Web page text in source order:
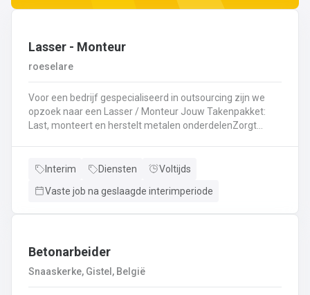
Lasser - Monteur
roeselare
Voor een bedrijf gespecialiseerd in outsourcing zijn we
opzoek naar een Lasser / Monteur Jouw Takenpakket:
Last, monteert en herstelt metalen onderdelenZorgt
gemakBepaalt en past de juiste lastechniek toe
kwaliteitsgericht volgens veiligheidsvoorschriftenDraagt
Interim Diensten
Voltijds
Vaste job na geslaagde interimperiode
Betonarbeider
Snaaskerke, Gistel, België